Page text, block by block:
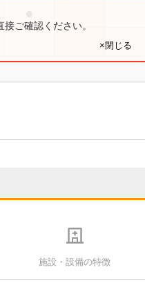
ご確認ください。
×閉じる
施設・設備の特徴